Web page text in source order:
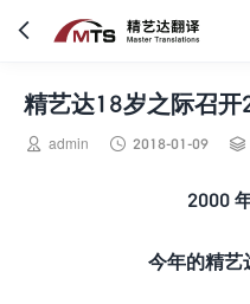

精艺达18岁之际召
 admin  2018-01-09 
2000
今年的精艺